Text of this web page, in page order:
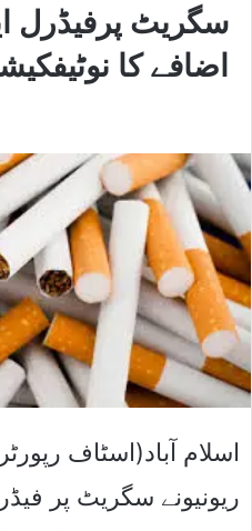
سگریٹ پرفیڈرل
اضافے کا
اسلام آباد(اسٹاف
ریونیونے سگریٹ پر